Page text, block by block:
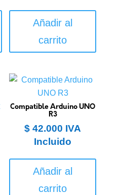
Añadir al
carrito
Compatible Arduino UNO
R3
$ 42.000 IVA
Incluido
Añadir al
carrito